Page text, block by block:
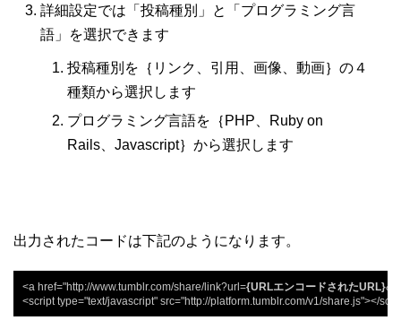
詳細設定では「投稿種別」と「プログラミング言
語」を選択できます
投稿種別を｛リンク、引用、画像、動画｝の４
種類から選択します
プログラミング言語を｛PHP、Ruby on
Rails、Javascript｝から選択します
出力されたコードは下記のようになります。
<a href="http://www.tumblr.com/share/link?url={URLエンコードされたURL}
<script type="text/javascript" src="http://platform.tumblr.com/v1/share.js"></